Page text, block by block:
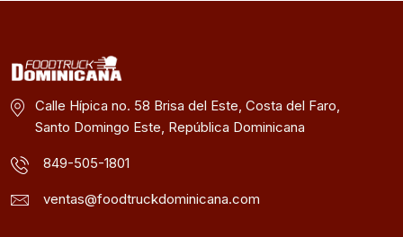
Calle Hípica no. 58 Brisa del Este, Costa del Faro,
Santo Domingo Este, República Dominicana
849-505-1801
ventas@foodtruckdominicana.com